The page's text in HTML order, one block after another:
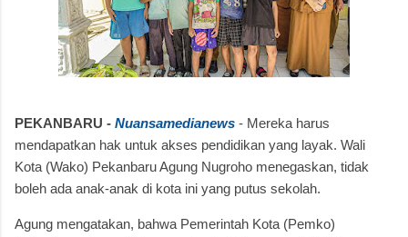
PEKANBARU - Nuansamedianews - Mereka harus
mendapatkan hak untuk akses pendidikan yang layak. Wali
Kota (Wako) Pekanbaru Agung Nugroho menegaskan, tidak
boleh ada anak-anak di kota ini yang putus sekolah.
Agung mengatakan, bahwa Pemerintah Kota (Pemko)